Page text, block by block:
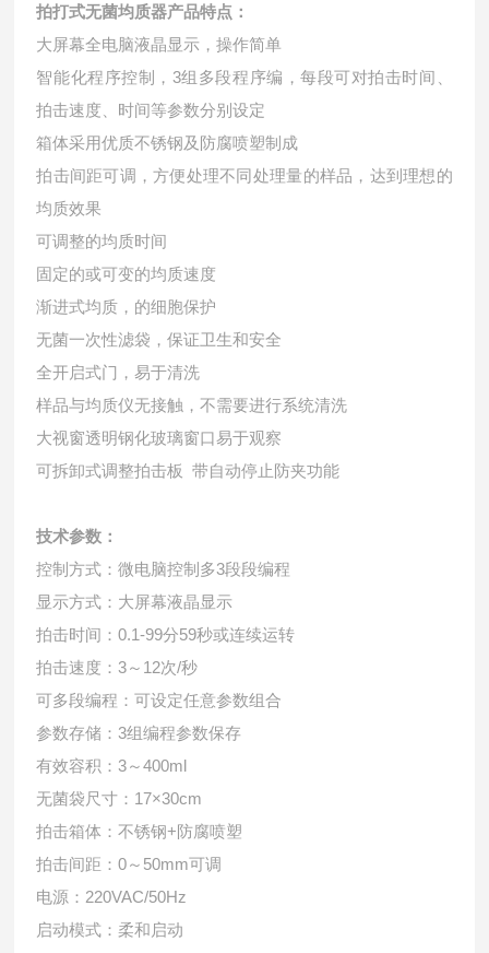
拍打式无菌均质器产品特点：
大屏幕全电脑液晶显示，操作简单
智能化程序控制，3组多段程序编，每段可对拍击时间、
拍击速度、时间等参数分别设定
箱体采用优质不锈钢及防腐喷塑制成
拍击间距可调，方便处理不同处理量的样品，达到理想的
均质效果
可调整的均质时间
固定的或可变的均质速度
渐进式均质，的细胞保护
无菌一次性滤袋，保证卫生和安全
全开启式门，易于清洗
样品与均质仪无接触，不需要进行系统清洗
大视窗透明钢化玻璃窗口易于观察
可拆卸式调整拍击板 带自动停止防夹功能
技术参数：
控制方式：微电脑控制多3段段编程
显示方式：大屏幕液晶显示
拍击时间：0.1-99分59秒或连续运转
拍击速度：3～12次/秒
可多段编程：可设定任意参数组合
参数存储：3组编程参数保存
有效容积：3～400ml
无菌袋尺寸：17×30cm
拍击箱体：不锈钢+防腐喷塑
拍击间距：0～50mm可调
电源：220VAC/50Hz
启动模式：柔和启动